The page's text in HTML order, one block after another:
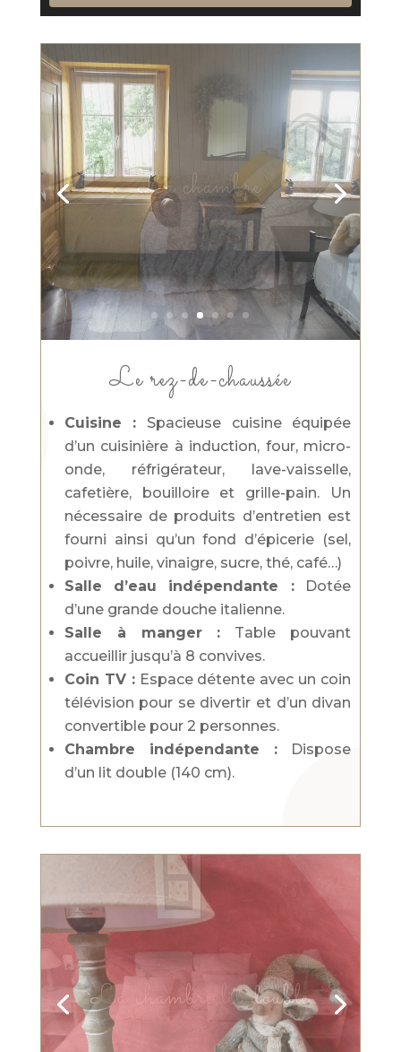
La chambre
Le rez-de-chaussée
Cuisine : Spacieuse cuisine équipée
d’un cuisinière à induction, four, micro-
onde, réfrigérateur, lave-vaisselle,
cafetière, bouilloire et grille-pain. Un
nécessaire de produits d’entretien est
fourni ainsi qu’un fond d’épicerie (sel,
poivre, huile, vinaigre, sucre, thé, café…)
Salle d’eau indépendante :Dotée
d’une grande douche italienne.
Salle à manger : Table pouvant
accueillir jusqu’à 8 convives.
Coin TV :Espace détente avec un coin
télévision pour se divertir et d’un divan
convertible pour 2 personnes.
Chambre indépendante : Dispose
d’un lit double (140 cm).
La chambre lit double